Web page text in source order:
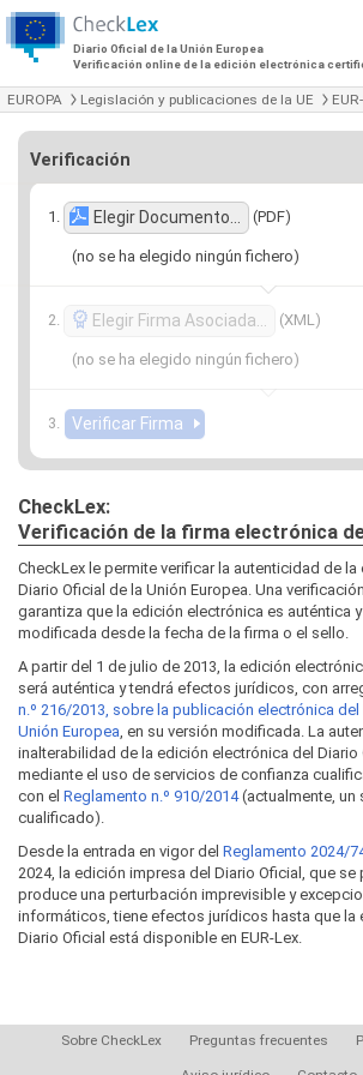
Diario Oficial de la Unión Europea
Verificación online de la edición electrónica
EUROPA Legislación y publicaciones de la UE
Verificación
Elegir Documento… (PDF)
(no se ha elegido ningún fichero)
Elegir Firma Asociada… (XML)
(no se ha elegido ningún fichero)
CheckLex:
Verificación de la firma electrónica
CheckLex le permite verificar la autenticidad de
Diario Oficial de la Unión Europea. Una
garantiza que la edición electrónica es auténtica
modificada desde la fecha de la firma o el sello.
A partir del 1 de julio de 2013, la edición
será auténtica y tendrá efectos jurídicos, con
n.º 216/2013, sobre la publicación electrónica del
Unión Europea, en su versión modificada. La
inalterabilidad de la edición electrónica del Diario
mediante el uso de servicios de confianza
con el Reglamento n.º 910/2014(actualmente, un
cualificado).
Desde la entrada en vigor del Reglamento 2024/
2024, la edición impresa del Diario Oficial, que
produce una perturbación imprevisible y
informáticos, tiene efectos jurídicos hasta que la
Diario Oficial está disponible en EUR-Lex.
Sobre CheckLex Preguntas frecuentes